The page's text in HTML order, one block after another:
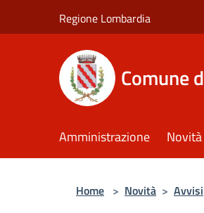
Regione Lombardia
Comune
Amministrazione Novità
Home > Novità > Avvisi